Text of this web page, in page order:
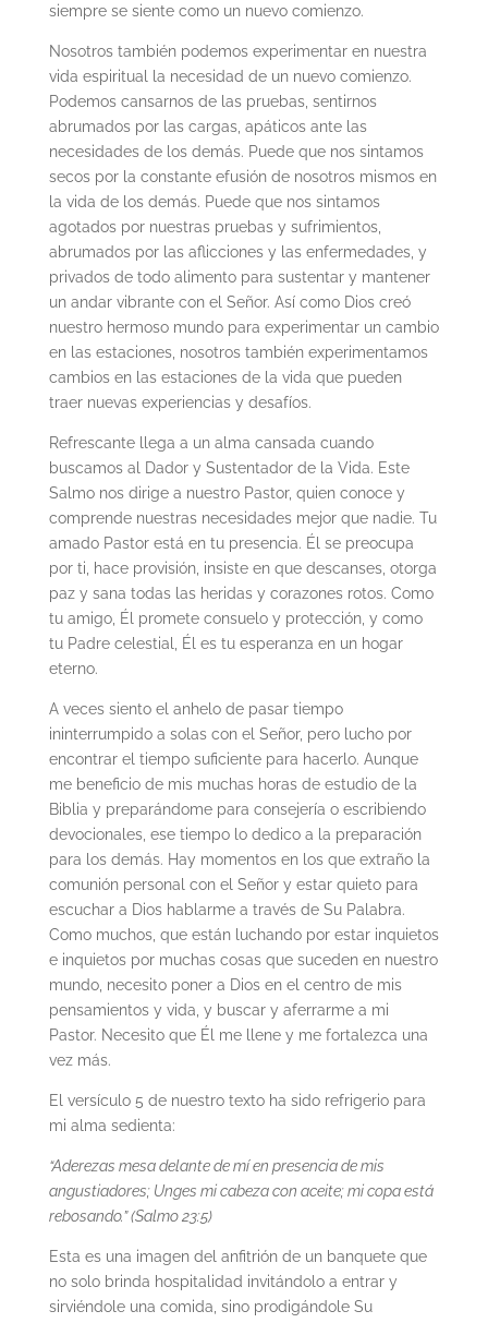
siempre se siente como un nuevo comienzo.
Nosotros también podemos experimentar en nuestra
vida espiritual la necesidad de un nuevo comienzo.
Podemos cansarnos de las pruebas, sentirnos
abrumados por las cargas, apáticos ante las
necesidades de los demás. Puede que nos sintamos
secos por la constante efusión de nosotros mismos en
la vida de los demás. Puede que nos sintamos
agotados por nuestras pruebas y sufrimientos,
abrumados por las aflicciones y las enfermedades, y
privados de todo alimento para sustentar y mantener
un andar vibrante con el Señor. Así como Dios creó
nuestro hermoso mundo para experimentar un cambio
en las estaciones, nosotros también experimentamos
cambios en las estaciones de la vida que pueden
traer nuevas experiencias y desafíos.
Refrescante llega a un alma cansada cuando
buscamos al Dador y Sustentador de la Vida. Este
Salmo nos dirige a nuestro Pastor, quien conoce y
comprende nuestras necesidades mejor que nadie. Tu
amado Pastor está en tu presencia. Él se preocupa
por ti, hace provisión, insiste en que descanses, otorga
paz y sana todas las heridas y corazones rotos. Como
tu amigo, Él promete consuelo y protección, y como
tu Padre celestial, Él es tu esperanza en un hogar
eterno.
A veces siento el anhelo de pasar tiempo
ininterrumpido a solas con el Señor, pero lucho por
encontrar el tiempo suficiente para hacerlo. Aunque
me beneficio de mis muchas horas de estudio de la
Biblia y preparándome para consejería o escribiendo
devocionales, ese tiempo lo dedico a la preparación
para los demás. Hay momentos en los que extraño la
comunión personal con el Señor y estar quieto para
escuchar a Dios hablarme a través de Su Palabra.
Como muchos, que están luchando por estar inquietos
e inquietos por muchas cosas que suceden en nuestro
mundo, necesito poner a Dios en el centro de mis
pensamientos y vida, y buscar y aferrarme a mi
Pastor. Necesito que Él me llene y me fortalezca una
vez más.
El versículo 5 de nuestro texto ha sido refrigerio para
mi alma sedienta:
“Aderezas mesa delante de mí en presencia de mis
angustiadores; Unges mi cabeza con aceite; mi copa está
rebosando.” (Salmo 23:5)
Esta es una imagen del anfitrión de un banquete que
no solo brinda hospitalidad invitándolo a entrar y
sirviéndole una comida, sino prodigándole Su